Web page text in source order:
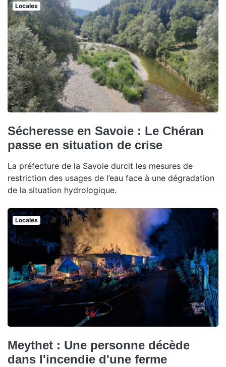
Locales
Sécheresse en Savoie : Le Chéran
passe en situation de crise
La préfecture de la Savoie durcit les mesures de
restriction des usages de l’eau face à une dégradation
de la situation hydrologique.
Locales
Meythet : Une personne décède
dans l'incendie d'une ferme